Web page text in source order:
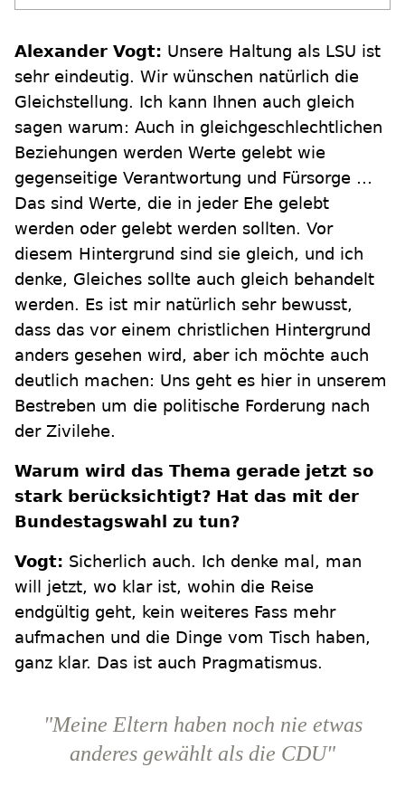
Alexander Vogt: Unsere Haltung als LSU ist
sehr eindeutig. Wir wünschen natürlich die
Gleichstellung. Ich kann Ihnen auch gleich
sagen warum: Auch in gleichgeschlechtlichen
Beziehungen werden Werte gelebt wie
gegenseitige Verantwortung und Fürsorge …
Das sind Werte, die in jeder Ehe gelebt
werden oder gelebt werden sollten. Vor
diesem Hintergrund sind sie gleich, und ich
denke, Gleiches sollte auch gleich behandelt
werden. Es ist mir natürlich sehr bewusst,
dass das vor einem christlichen Hintergrund
anders gesehen wird, aber ich möchte auch
deutlich machen: Uns geht es hier in unserem
Bestreben um die politische Forderung nach
der Zivilehe.
Warum wird das Thema gerade jetzt so
stark berücksichtigt? Hat das mit der
Bundestagswahl zu tun?
Vogt: Sicherlich auch. Ich denke mal, man
will jetzt, wo klar ist, wohin die Reise
endgültig geht, kein weiteres Fass mehr
aufmachen und die Dinge vom Tisch haben,
ganz klar. Das ist auch Pragmatismus.
"Meine Eltern haben noch nie etwas
anderes gewählt als die CDU"